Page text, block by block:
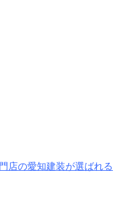
店の愛知建装が選ばれる